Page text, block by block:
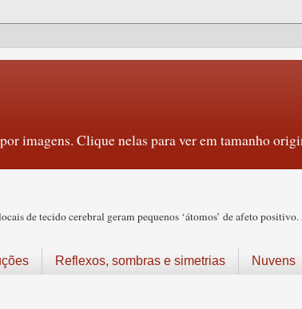
imagens. Clique nelas para ver em tamanho
de tecido cerebral geram pequenos ‘átomos’ de afeto
Reflexos, sombras e simetrias Nuvens